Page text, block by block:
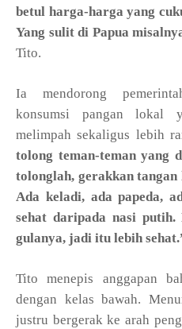
betul harga-harga yang
Yang sulit di Papua
Tito.
Ia mendorong
konsumsi pangan lokal
melimpah sekaligus lebih
tolong teman-teman yang
tolonglah, gerakkan
Ada keladi, ada papeda,
sehat daripada nasi
gulanya, jadi itu lebih
Tito menepis anggapan
dengan kelas bawah.
justru bergerak ke arah